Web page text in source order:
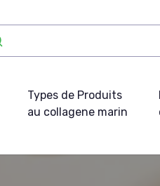
Types de Produits
au collagene marin